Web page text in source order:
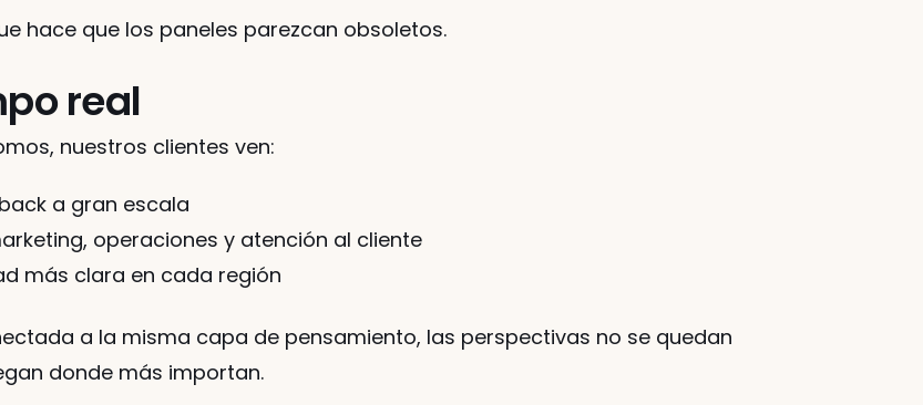
hace que los paneles parezcan obsoletos.
real
nuestros clientes ven:
a gran escala
operaciones y atención al cliente
más clara en cada región
a la misma capa de pensamiento, las perspectivas no se quedan
donde más importan.